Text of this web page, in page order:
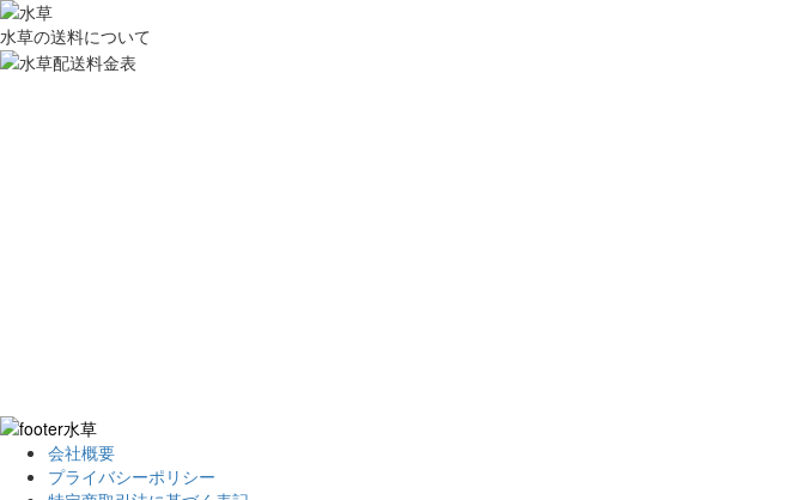
水草の送料について
会社概要
プライバシーポリシー